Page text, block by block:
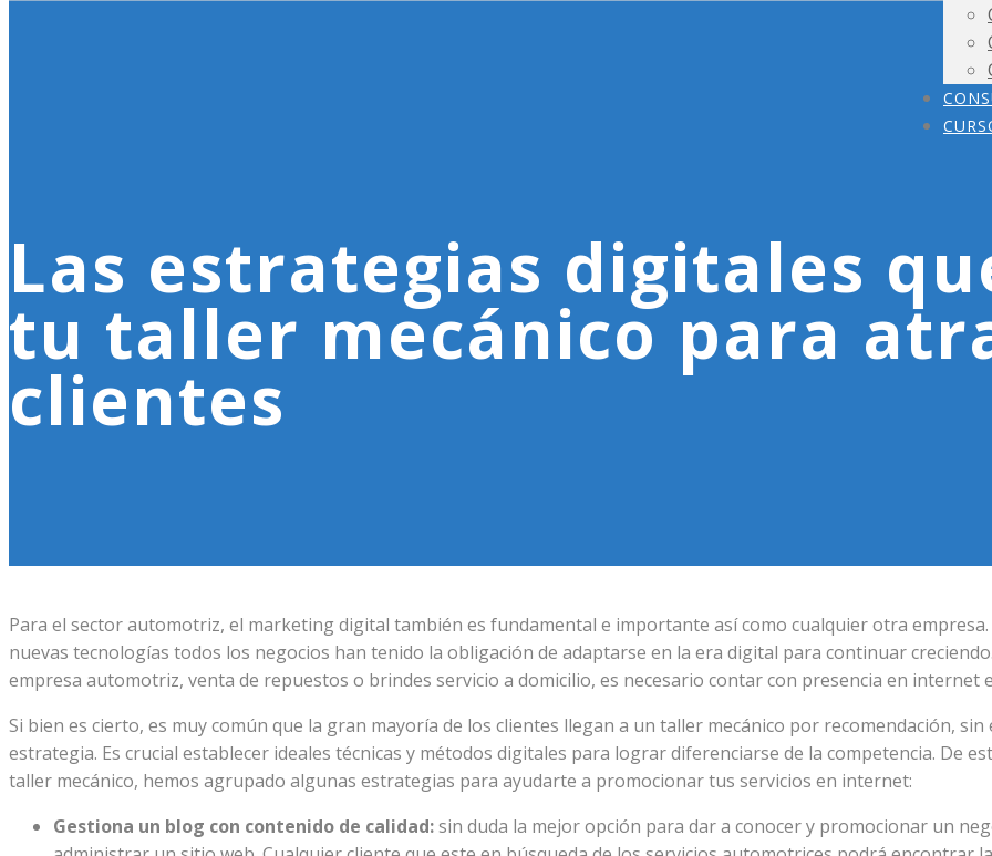
Las estrategias digitales
tu taller mecánico para
clientes
Para el sector automotriz, el marketing digital también es fundamental e importante así como cualquier otra
nuevas tecnologías todos los negocios han tenido la obligación de adaptarse en la era digital para continuar
empresa automotriz, venta de repuestos o brindes servicio a domicilio, es necesario contar con presencia en
Si bien es cierto, es muy común que la gran mayoría de los clientes llegan a un taller mecánico por recomendación,
estrategia. Es crucial establecer ideales técnicas y métodos digitales para lograr diferenciarse de la competencia. De
taller mecánico, hemos agrupado algunas estrategias para ayudarte a promocionar tus servicios en internet:
Gestiona un blog con contenido de calidad:sin duda la mejor opción para dar a conocer y promocionar un